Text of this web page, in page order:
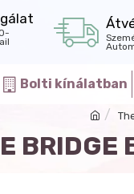
Bolti kínálatban
BRIDGE